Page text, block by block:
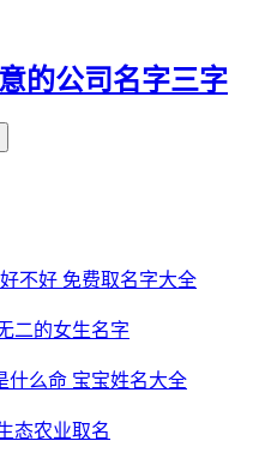
腾
亦
叶
兆
佰
佑
刚
的公司名字三字
不好 免费取名字大全
二的女生名字
什么命 宝宝姓名大全
态农业取名